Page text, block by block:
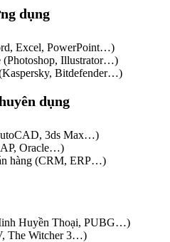
dụng
Excel, PowerPoint…)
(Photoshop, Illustrator…)
Bitdefender…)
dụng
3ds Max…)
Oracle…)
hàng (CRM, ERP…)
Huyền Thoại, PUBG…)
The Witcher 3…)